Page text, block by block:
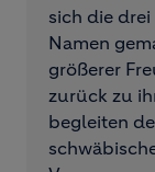
sich die
Namen
größerer
zurück zu
begleiten